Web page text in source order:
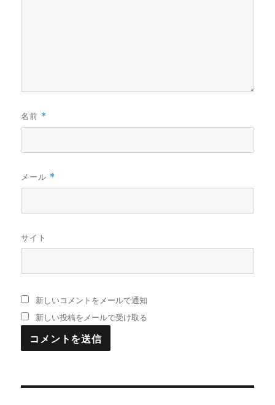
名前 *
メール *
サイト
新しいコメントをメールで通知
新しい投稿をメールで受け取る